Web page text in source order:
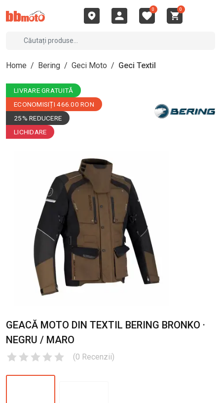
0 0
Home / Bering / Geci Moto / Geci Textil
LIVRARE GRATUITĂ
ECONOMISIȚI 466.00 RON
25% REDUCERE
LICHIDARE
GEACĂ MOTO DIN TEXTIL BERING BRONKO ·
NEGRU / MARO
(0 Recenzii)